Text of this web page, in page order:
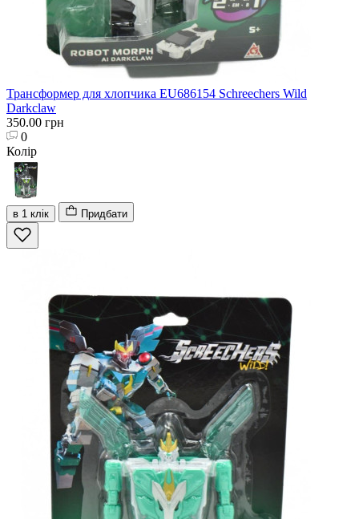
Трансформер для хлопчика EU686154 Schreechers Wild
Darkclaw
350.00 грн
0
Колір
в 1 клік Придбати